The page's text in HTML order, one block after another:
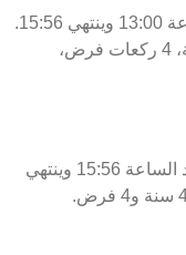
يبدأ وقت صلاة الظهر كاسيروس عند الساعة 13:00 وينتهي 15:56.
تشمل صلاة الظهر 12 ركعة: 4 ركعات سنة، 4 ركعات فرض،
يبدأ وقت صلاة العصر اليوم كاسيروس عند الساعة 15:56 وينتهي